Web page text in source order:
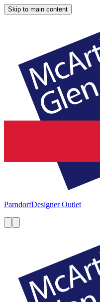
Skip to main content
ParndorfDesigner Outlet